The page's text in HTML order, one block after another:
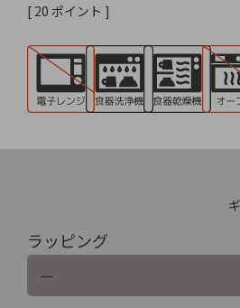
[ 20 ポイント ]
ラッピング